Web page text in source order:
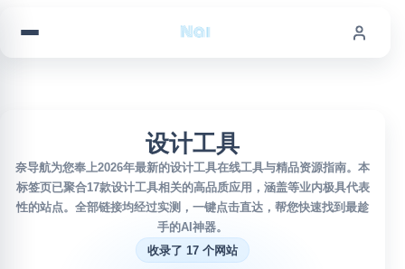
设计工具
奈导航为您奉上2026年最新的设计工具在线工具与精品资源指南。本
标签页已聚合17款设计工具相关的高品质应用，涵盖等业内极具代表
性的站点。全部链接均经过实测，一键点击直达，帮您快速找到最趁
手的AI神器。
收录了 17 个网站